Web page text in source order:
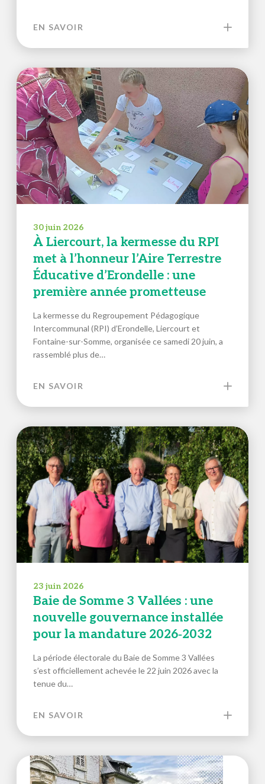
EN SAVOIR
30 juin 2026
À Liercourt, la kermesse du RPI
met à l’honneur l’Aire Terrestre
Éducative d’Erondelle : une
première année prometteuse
La kermesse du Regroupement Pédagogique
Intercommunal (RPI) d’Erondelle, Liercourt et
Fontaine-sur-Somme, organisée ce samedi 20 juin, a
rassemblé plus de…
EN SAVOIR
23 juin 2026
Baie de Somme 3 Vallées : une
nouvelle gouvernance installée
pour la mandature 2026‑2032
La période électorale du Baie de Somme 3 Vallées
s’est officiellement achevée le 22 juin 2026 avec la
tenue du…
EN SAVOIR